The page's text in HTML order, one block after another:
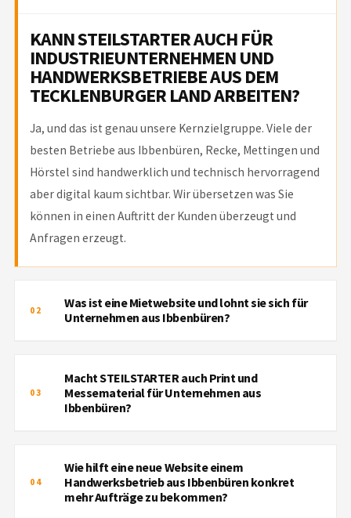
KANN STEILSTARTER AUCH FÜR
INDUSTRIEUNTERNEHMEN UND
HANDWERKSBETRIEBE AUS DEM
TECKLENBURGER LAND ARBEITEN?
Ja, und das ist genau unsere Kernzielgruppe. Viele der
besten Betriebe aus Ibbenbüren, Recke, Mettingen und
Hörstel sind handwerklich und technisch hervorragend
aber digital kaum sichtbar. Wir übersetzen was Sie
können in einen Auftritt der Kunden überzeugt und
Anfragen erzeugt.
02
Was ist eine Mietwebsite und lohnt sie sich für
Unternehmen aus Ibbenbüren?
LOHNT SIE SICH FÜR UNTERNEHMEN
AUS IBBENBÜREN?
bekommen eine professionelle fertig eingerichtete
Website die wir laufend betreuen. Gerade für Gründer
03
Macht STEILSTARTER auch Print und
Messematerial für Unternehmen aus
Ibbenbüren?
UND MESSEMATERIAL FÜR
UNTERNEHMEN AUS IBBENBÜREN?
04
Wie hilft eine neue Website einem
Handwerksbetrieb aus Ibbenbüren konkret
mehr Aufträge zu bekommen?